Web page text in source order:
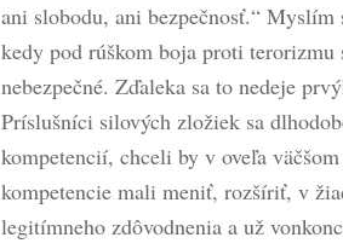
ani slobodu, ani bezpečnosť.“
kedy pod rúškom boja proti terorizmu
nebezpečné. Zďaleka sa to nedeje
Príslušníci silových zložiek sa
kompetencií, chceli by v oveľa
kompetencie mali meniť, rozšíriť, v
legitímneho zdôvodnenia a už